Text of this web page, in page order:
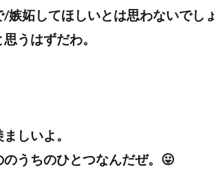
妬してほしいとは思わないでし
うはずだわ。
しいよ。
うちのひとつなんだぜ。😛